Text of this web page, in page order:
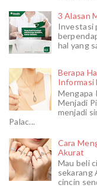
3 Alasan
Investasi
hal yang
Berapa
Informasi
Mengapa
Menjadi
menjadi
Palac...
Cara
Akurat
Mau beli
sekarang
cincin